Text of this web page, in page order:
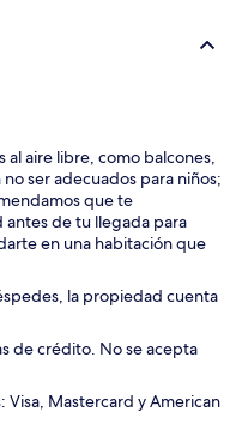
al aire libre, como balcones,
ser adecuados para niños;
que te
de tu llegada para
en una habitación que
la propiedad cuenta
de crédito. No se acepta
Visa, Mastercard y American